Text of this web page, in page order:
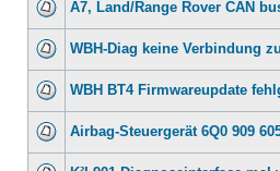
A7, Land/Range Rover CAN
WBH-Diag keine Verbindung
WBH BT4 Firmwareupdate
Airbag-Steuergerät 6Q0 909